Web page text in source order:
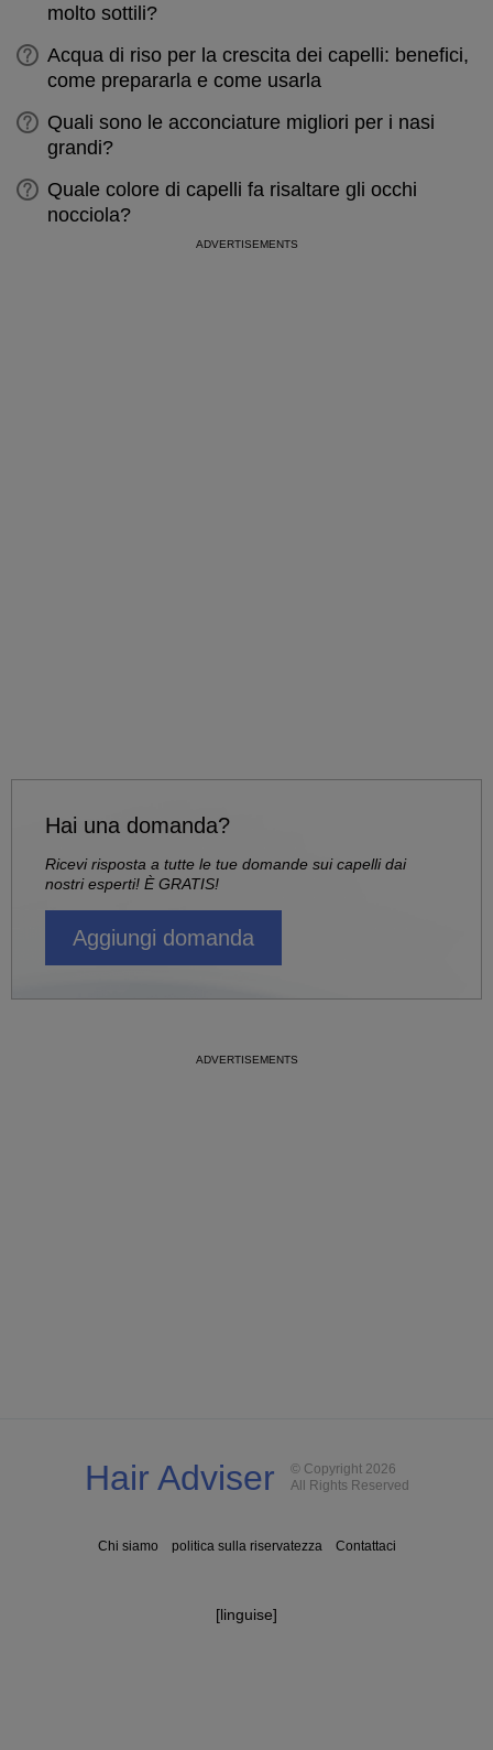
molto sottili?
Acqua di riso per la crescita dei capelli: benefici,
come prepararla e come usarla
Quali sono le acconciature migliori per i nasi
grandi?
Quale colore di capelli fa risaltare gli occhi
nocciola?
Hai una domanda?
Ricevi risposta a tutte le tue domande sui capelli dai
nostri esperti! È GRATIS!
Aggiungi domanda
Hair Adviser
© Copyright 2026
All Rights Reserved
Chi siamo politica sulla riservatezza Contattaci
[linguise]